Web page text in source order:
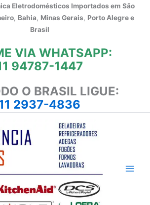
Eletrodomésticos Importados em São
, Bahia, Minas Gerais, Porto Alegre e
Brasil
VIA WHATSAPP:
94787-1447
O BRASIL LIGUE:
2937-4836